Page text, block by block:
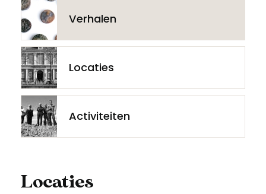
Verhalen
Locaties
Activiteiten
Locaties